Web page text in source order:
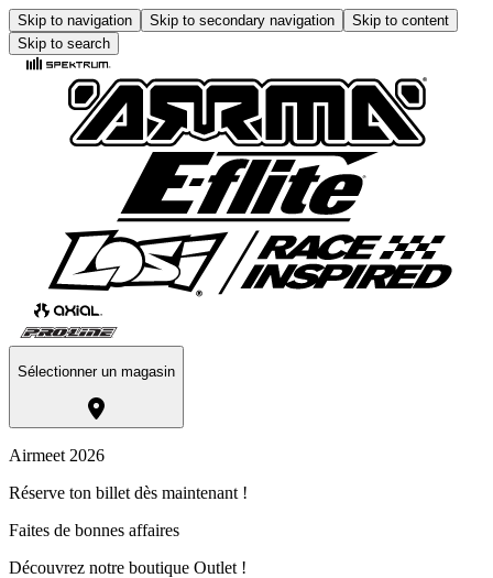
Skip to navigation Skip to secondary navigation
Skip to content
Skip to search
Sélectionner un magasin
Airmeet 2026
Réserve ton billet dès maintenant !
Faites de bonnes affaires
Découvrez notre boutique Outlet !